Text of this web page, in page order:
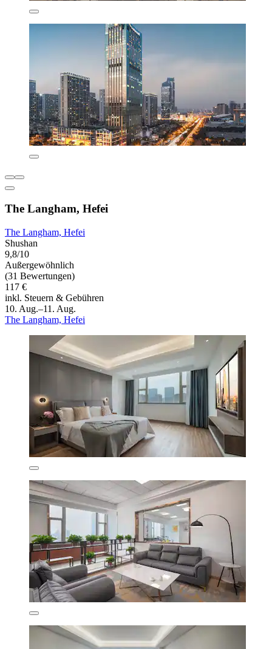
The Langham, Hefei
The Langham, Hefei
Shushan
9,8/10
Außergewöhnlich
(31 Bewertungen)
117 €
inkl. Steuern & Gebühren
10. Aug.–11. Aug.
The Langham, Hefei